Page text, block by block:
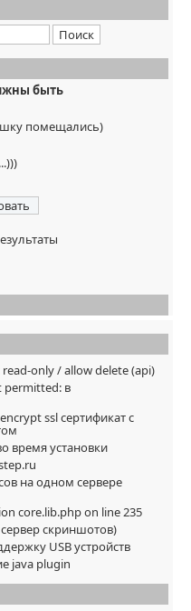
быть
помещались)
read-only / allow delete (api)
permitted: в
ssl сертификат с
время установки
на одном сервере
core.lib.php on line 235
скриншотов)
USB устройств
java plugin